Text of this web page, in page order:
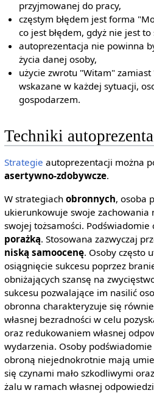
przyjmowanej do pracy,
częstym błędem jest forma
co jest błędem, gdyż nie jest
autoprezentacja nie powinna
życia danej osoby,
użycie zwrotu "Witam"
wskazane w każdej sytuacji,
gospodarzem.
Techniki
Strategie autoprezentacji można
asertywno-zdobywcze.
W strategiach obronnych, osoba
ukierunkowuje swoje zachowania
swojej tożsamości.
porażką. Stosowana zazwyczaj
niską samoocenę. Osoby często
osiągnięcie sukcesu poprzez
obniżających szansę na
sukcesu pozwalające im nasilić
obronna charakteryzuje się
własnej bezradności w celu
oraz redukowaniem własnej
wydarzenia. Osoby
obroną niejednokrotnie mają
się czynami mało szkodliwymi
żalu w ramach własnej